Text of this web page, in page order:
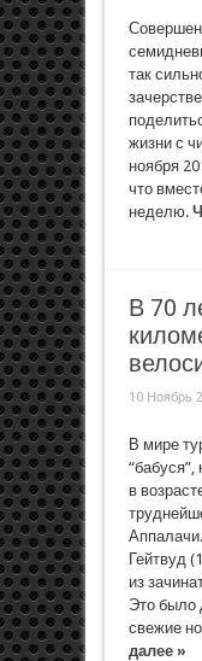
так
жизни с
ноября
что
неделю.
В 70
10 Ноябрь
В мире
“бабуся”,
в
Гейтвуд
из
Это было
свежие
далее »